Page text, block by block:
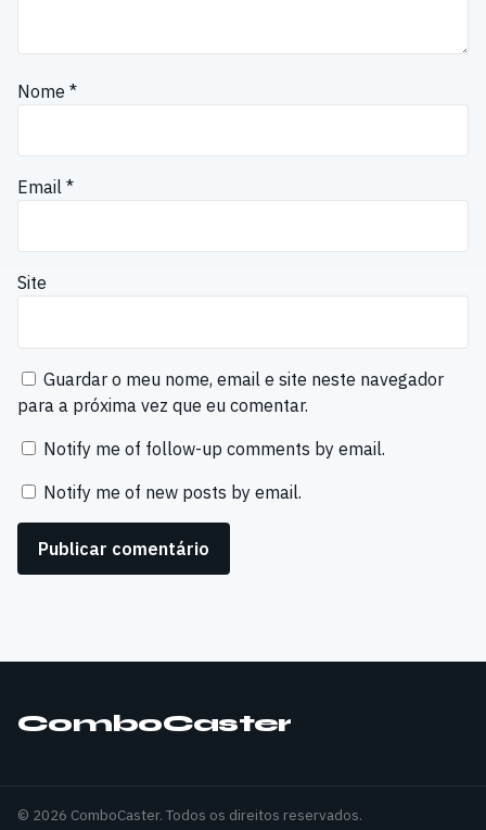
Nome *
Email *
Site
Guardar o meu nome, email e site neste navegador
para a próxima vez que eu comentar.
Notify me of follow-up comments by email.
Notify me of new posts by email.
ComboCaster
© 2026 ComboCaster. Todos os direitos reservados.